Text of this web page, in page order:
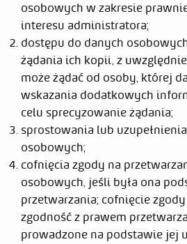
osobowych w zakresie
interesu administratora;
dostępu do danych
żądania ich kopii, z
może żądać od osoby, której
wskazania dodatkowych
celu sprecyzowanie żądania;
sprostowania lub
osobowych;
cofnięcia zgody na
osobowych, jeśli była ona
przetwarzania; cofnięcie
zgodność z prawem
prowadzone na podstawie jej